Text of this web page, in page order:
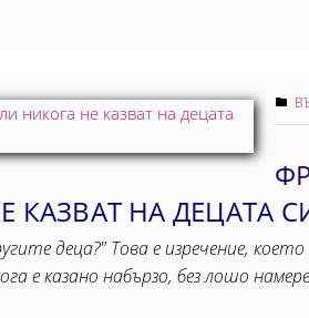
КАЗВАТ НА ДЕЦАТА
деца?" Това е изречение,
е казано набързо, без лошо